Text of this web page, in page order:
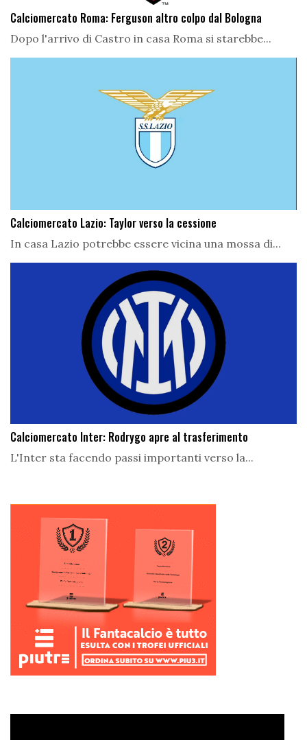
Calciomercato Roma: Ferguson altro colpo dal Bologna
Dopo l'arrivo di Castro in casa Roma si starebbe...
Calciomercato Lazio: Taylor verso la cessione
In casa Lazio potrebbe essere vicina una mossa di...
Calciomercato Inter: Rodrygo apre al trasferimento
L'Inter sta facendo passi importanti verso la...